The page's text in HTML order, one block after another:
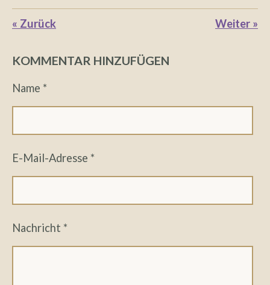
« Zurück Weiter »
KOMMENTAR HINZUFÜGEN
Name *
E-Mail-Adresse *
Nachricht *